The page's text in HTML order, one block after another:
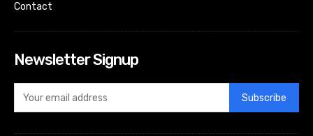
Contact
Newsletter Signup
Subscribe